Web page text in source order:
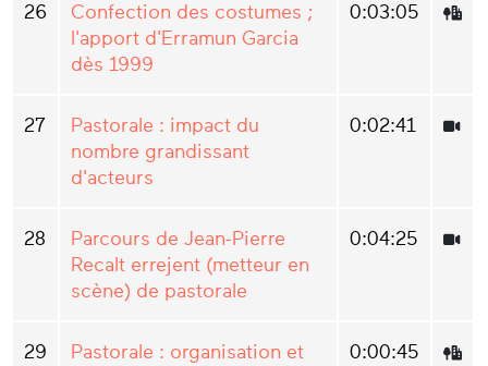
26
Confection des costumes ;
l'apport d'Erramun Garcia
dès 1999
0:03:05
27
Pastorale : impact du
nombre grandissant
d'acteurs
0:02:41
28
Parcours de Jean-Pierre
Recalt errejent (metteur en
scène) de pastorale
0:04:25
29
Pastorale : organisation et
0:00:45